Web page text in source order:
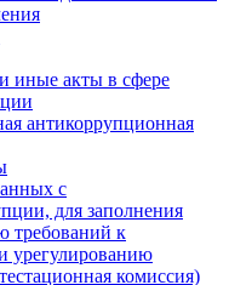
иные акты в сфере
антикоррупционная
с
для заполнения
требований к
урегулированию
комиссия)